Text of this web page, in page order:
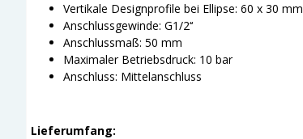
Vertikale Designprofile bei Ellipse: 60 x 30 mm
Anschlussgewinde: G1/2‘‘
Anschlussmaß: 50 mm
Maximaler Betriebsdruck: 10 bar
Anschluss: Mittelanschluss
Lieferumfang: